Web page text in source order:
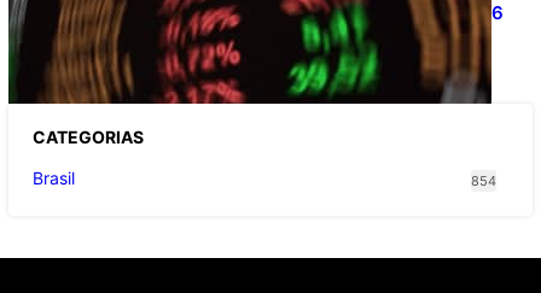
Ibovespa fecha último pregão aos 177.726
pontos
CATEGORIAS
Brasil
854